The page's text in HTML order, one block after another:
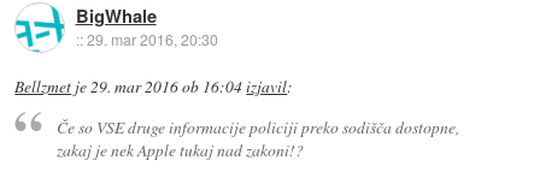
BigWhale
::29. mar 2016, 20:30
Bellzmet je29. mar 2016 ob 16:04izjavil:
Če so VSE druge informacije policiji preko sodišča dostopne,
zakaj je nek Apple tukaj nad zakoni!?